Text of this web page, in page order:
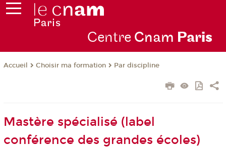
Centre Cnam Paris
Accueil Choisir ma formation Par discipline
Mastère spécialisé (label
conférence des grandes écoles)